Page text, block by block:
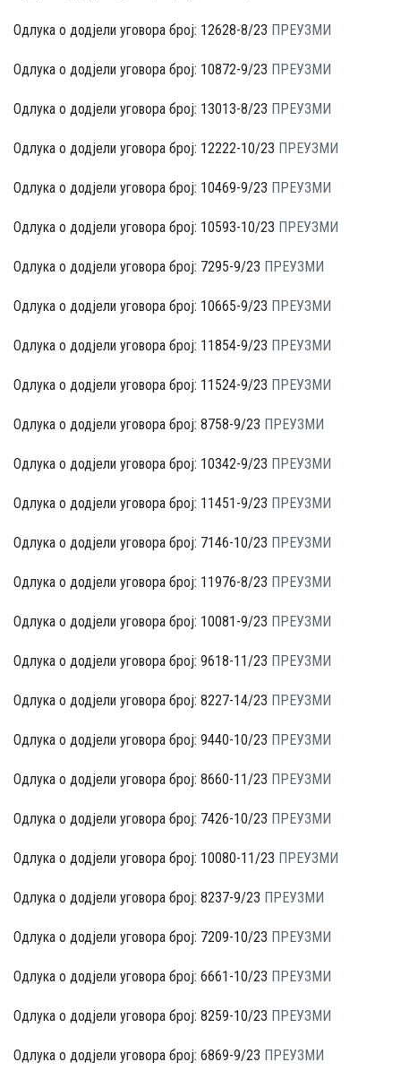
Одлука о додјели уговора број: 12628-8/23 ПРЕУЗМИ
Одлука о додјели уговора број: 10872-9/23 ПРЕУЗМИ
Одлука о додјели уговора број: 13013-8/23 ПРЕУЗМИ
Одлука о додјели уговора број: 12222-10/23 ПРЕУЗМИ
Одлука о додјели уговора број: 10469-9/23 ПРЕУЗМИ
Одлука о додјели уговора број: 10593-10/23 ПРЕУЗМИ
Одлука о додјели уговора број: 7295-9/23 ПРЕУЗМИ
Одлука о додјели уговора број: 10665-9/23 ПРЕУЗМИ
Одлука о додјели уговора број: 11854-9/23 ПРЕУЗМИ
Одлука о додјели уговора број: 11524-9/23 ПРЕУЗМИ
Одлука о додјели уговора број: 8758-9/23 ПРЕУЗМИ
Одлука о додјели уговора број: 10342-9/23 ПРЕУЗМИ
Одлука о додјели уговора број: 11451-9/23 ПРЕУЗМИ
Одлука о додјели уговора број: 7146-10/23 ПРЕУЗМИ
Одлука о додјели уговора броj: 11976-8/23 ПРЕУЗМИ
Одлука о додјели уговора броj: 10081-9/23 ПРЕУЗМИ
Одлука о додјели уговора број: 9618-11/23 ПРЕУЗМИ
Одлука о додјели уговора број: 8227-14/23 ПРЕУЗМИ
Одлука о додјели уговора број: 9440-10/23 ПРЕУЗМИ
Одлука о додјели уговора број: 8660-11/23 ПРЕУЗМИ
Одлука о додјели уговора број: 7426-10/23 ПРЕУЗМИ
Одлука о додјели уговора број: 10080-11/23 ПРЕУЗМИ
Одлука о додјели уговора број: 8237-9/23 ПРЕУЗМИ
Одлука о додјели уговора број: 7209-10/23 ПРЕУЗМИ
Одлука о додјели уговора број: 6661-10/23 ПРЕУЗМИ
Одлука о додјели уговора број: 8259-10/23 ПРЕУЗМИ
Одлука о додјели уговора број: 6869-9/23 ПРЕУЗМИ